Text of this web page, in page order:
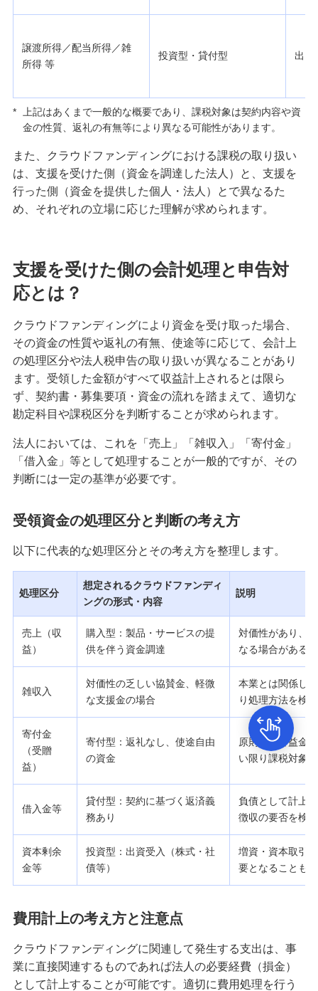
譲渡所得／配当所得／雑
所得 等
投資型・貸付型 出し
*
上記はあくまで一般的な概要であり、課税対象は契約内容や資
金の性質、返礼の有無等により異なる可能性があります。
また、クラウドファンディングにおける課税の取り扱い
は、支援を受けた側（資金を調達した法人）と、支援を
行った側（資金を提供した個人・法人）とで異なるた
め、それぞれの立場に応じた理解が求められます。
支援を受けた側の会計処理と申告対
応とは？
クラウドファンディングにより資金を受け取った場合、
その資金の性質や返礼の有無、使途等に応じて、会計上
の処理区分や法人税申告の取り扱いが異なることがあり
ます。受領した金額がすべて収益計上されるとは限ら
ず、契約書・募集要項・資金の流れを踏まえて、適切な
勘定科目や課税区分を判断することが求められます。
法人においては、これを「売上」「雑収入」「寄付金」
「借入金」等として処理することが一般的ですが、その
判断には一定の基準が必要です。
受領資金の処理区分と判断の考え方
以下に代表的な処理区分とその考え方を整理します。
処理区分
想定されるクラウドファンディ
ングの形式・内容
説明
売上（収
益）
購入型：製品・サービスの提
供を伴う資金調達
対価性があり、
なる場合がある。
雑収入
対価性の乏しい協賛金、軽微
な支援金の場合
本業とは関係し
り処理方法を検
寄付金
（受贈
益）
寄付型：返礼なし、使途自由
の資金
原則として益金
い限り課税対象
借入金等
貸付型：契約に基づく返済義
務あり
負債として計上
徴収の要否を検
資本剰余
金等
投資型：出資受入（株式・社
債等）
増資・資本取引
要となることも
費用計上の考え方と注意点
クラウドファンディングに関連して発生する支出は、事
業に直接関連するものであれば法人の必要経費（損金）
として計上することが可能です。適切に費用処理を行う